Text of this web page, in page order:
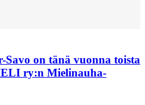
Savo on tänä vuonna toista
ry:n Mielinauha-